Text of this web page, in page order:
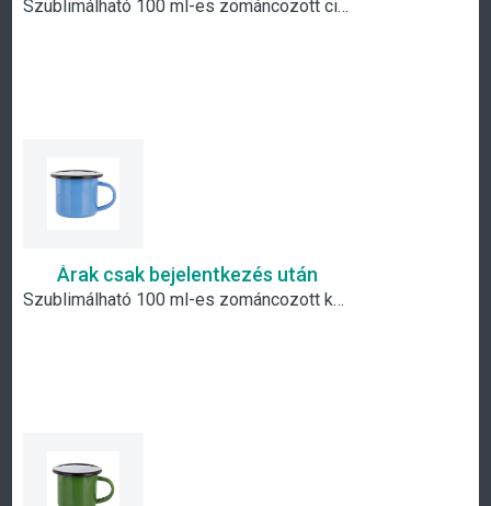
Szublimálható 100 ml-es zománcozott citromsárga fém csésze fekete szegéllyel
Árak csak bejelentkezés után
Szublimálható 100 ml-es zománcozott kék fém csésze fekete szegéllyel